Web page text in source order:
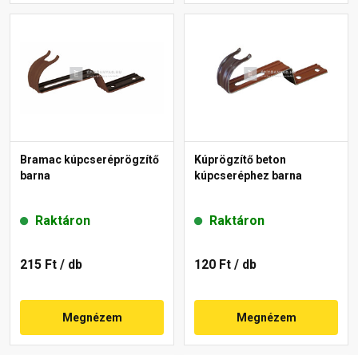
Bramac kúpcseréprögzítő
barna
Raktáron
215 Ft / db
Megnézem
Kúprögzítő beton
kúpcseréphez barna
Raktáron
120 Ft / db
Megnézem